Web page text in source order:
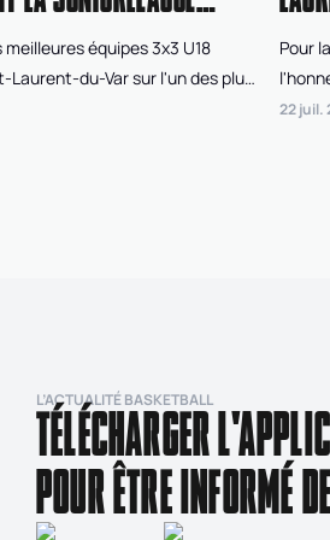
meilleures équipes 3x3 U18
Laurent-du-Var sur l'un des plus
France pour disputer l'Open de
Pour
22 juil.
L’ACTUALITÉ BASKETBALL
TÉLÉCHARGER
POUR ÊTRE INFORMÉ